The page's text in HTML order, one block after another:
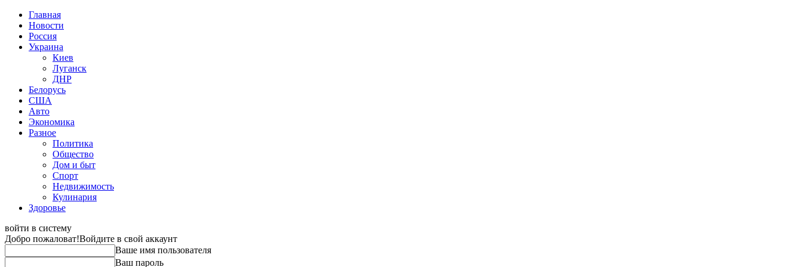
Главная
Новости
Россия
Украина
Киев
Луганск
ДНР
Белорусь
США
Авто
Экономика
Разное
Политика
Общество
Дом и быт
Спорт
Недвижимость
Кулинария
Здоровье
войти в систему
Добро пожаловат!Войдите в свой аккаунт
Ваше имя пользователя
Ваш пароль